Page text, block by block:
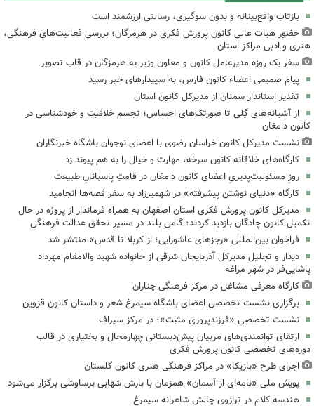
بازتاب واقع‌بینانه و بدون سوگیری، رسالتی ارزشمند است
حضور هیات عالی کانون پرورش فکری در هرمزگان؛ بررسی فعالیت‌های فرهنگی،
هنری و ادبی مراکز استان
سفر یک روزه مدیرعامل کانون و معاون وزیر به هرمزگان در قاب تصویر
پیام صمیمی اعضاء کانون فارس، به سپیدارهای خبر رسید
تقدیر استاندار سمنان از مدیرکل کانون استان
از آشیانه‌های گِلی تا صورتک‌های احساس؛ تجسم خلاقیت و خودشناسی در
کانون دامغان
نشست مدیرکل کانون خراسان رضوی با اعضای نوجوان باشگاه خبرنگاران
کارگاه‌های خلاقانه کانون سرخه، مهارت و خیال را به هم پیوند زد
روزِ مسئولیت‌پذیریِ اعضای کانون دامغان در قامتِ پاسبانانِ طبیعت
کارگاه «دنیای نوشتن پیشرفته» در شهمیرزاد به سفر قصه‌ها انجامید
مدیرکل کانون پرورش فکری استان اصفهان به همراه فرماندار از پروژه در حال
تکمیل کانون چادگان بازدید کردند؛ گامی بلند در مسیر تحقق عدالت فرهنگی
فراخوان بین‌المللی «رجزهای عاشورایی؛ از کربلا تا قدس» منتشر شد
دیدار و تجلیل مدیرکل آذربایجان شرقی از خانواده شهید والامقام مهرداد
پاشایی‌فر در شهر مراغه
کارگاه معرفی مشاغل در مرکز فرهنگی چناران
برگزاری نشست تخصصی اعضای باشگاه سیمرغ شعر و داستان کانون قزوین
نشست تخصصی «فرزندپروری مثبت»؛ در مرکز سیراف
ارتقای توانمندی‌های مربیان پیش‌دبستانی چهارمحال و بختیاری در قالب
دوره‌های تخصصی کانون پرورش فکری
اجرای طرح «بازیکا» در مراکز فرهنگی هنری کانون گلستان
پویش ملی «نامه‌ای از آسمان» همزمان با بارش شهابی برساوشی برگزار می‌شود
هندسه کلام در ترازوی چالش شاعرانه سیمرغ